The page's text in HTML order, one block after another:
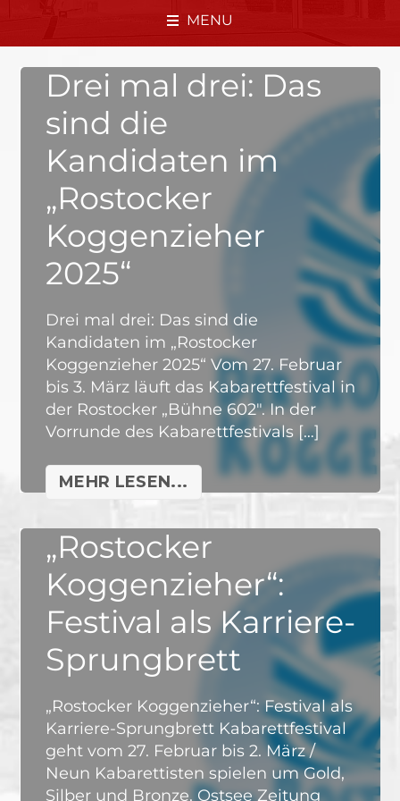
MENU
Drei mal drei: Das
sind die
Kandidaten im
„Rostocker
Koggenzieher
2025“
Drei mal drei: Das sind die
Kandidaten im „Rostocker
Koggenzieher 2025“ Vom 27. Februar
bis 3. März läuft das Kabarettfestival in
der Rostocker „Bühne 602″. In der
Vorrunde des Kabarettfestivals […]
MEHR LESEN...
„Rostocker
Koggenzieher“:
Festival als Karriere-
Sprungbrett
„Rostocker Koggenzieher“: Festival als
Karriere-Sprungbrett Kabarettfestival
geht vom 27. Februar bis 2. März /
Neun Kabarettisten spielen um Gold,
Silber und Bronze. Ostsee Zeitung